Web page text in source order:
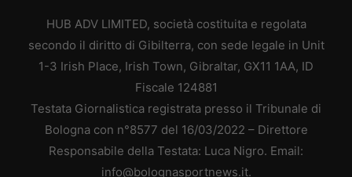
HUB ADV LIMITED, società costituita e regolata
secondo il diritto di Gibilterra, con sede legale in Unit
1-3 Irish Place, Irish Town, Gibraltar, GX11 1AA, ID
Fiscale 124881
Testata Giornalistica registrata presso il Tribunale di
Bologna con n°8577 del 16/03/2022 – Direttore
Responsabile della Testata: Luca Nigro. Email:
info@bolognasportnews.it.